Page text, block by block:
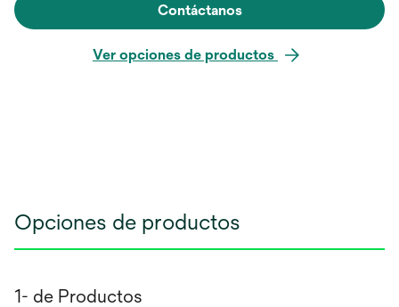
Contáctanos
Ver opciones de productos
Opciones de productos
1- de Productos